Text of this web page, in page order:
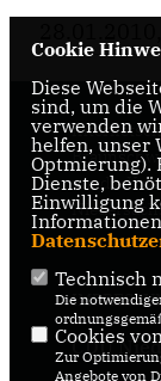
um die
CDU
Cookie
Diese
sind, um die
verwenden
helfen, unser
Optmierung).
Dienste,
Einwilligung
Technisch
Die
Cookies
Zur
Angebote von